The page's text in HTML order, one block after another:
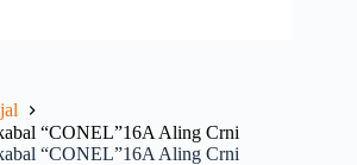
“CONEL”16A Aling Crni
“CONEL”16A Aling Crni